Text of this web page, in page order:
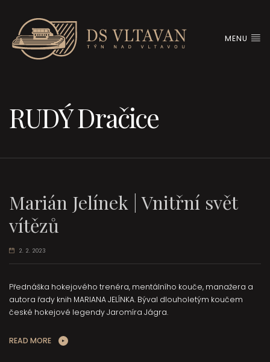
MENU
RUDÝ Dračice
Marián Jelínek | Vnitřní svět
vítězů
2. 2. 2023
Přednáška hokejového trenéra, mentálního kouče, manažera a
autora řady knih MARIANA JELÍNKA. Býval dlouholetým koučem
české hokejové legendy Jaromíra Jágra.
READ MORE